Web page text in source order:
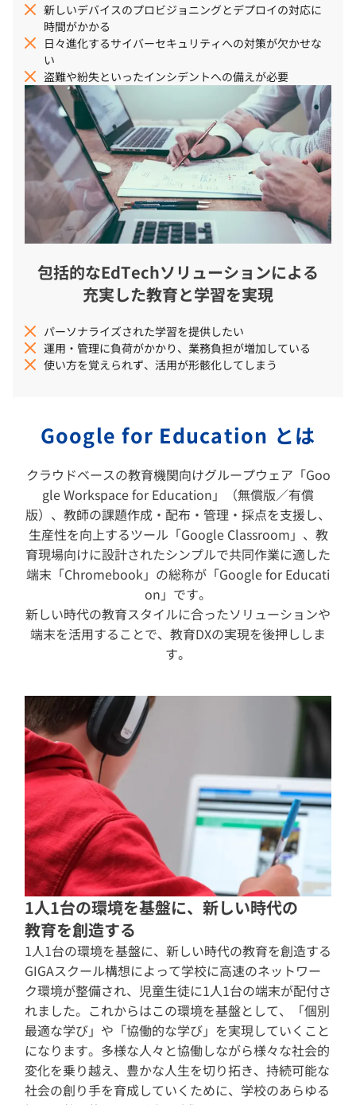
新しいデバイスのプロビジョニングとデプロイの対応に
時間がかかる
日々進化するサイバーセキュリティへの対策が欠かせな
い
盗難や紛失といったインシデントへの備えが必要
包括的なEdTechソリューションによる
充実した教育と学習を実現
パーソナライズされた学習を提供したい
運用・管理に負荷がかかり、業務負担が増加している
使い方を覚えられず、活用が形骸化してしまう
Google for Education とは
クラウドベースの教育機関向けグループウェア「Goo
gle Workspace for Education」（無償版／有償
版）、教師の課題作成・配布・管理・採点を支援し、
生産性を向上するツール「Google Classroom」、教
育現場向けに設計されたシンプルで共同作業に適した
端末「Chromebook」の総称が「Google for Educati
on」です。
新しい時代の教育スタイルに合ったソリューションや
端末を活用することで、教育DXの実現を後押ししま
す。
1人1台の環境を基盤に、新しい時代の
教育を創造する
1人1台の環境を基盤に、新しい時代の教育を創造する
GIGAスクール構想によって学校に高速のネットワー
ク環境が整備され、児童生徒に1人1台の端末が配付さ
れました。これからはこの環境を基盤として、「個別
最適な学び」や「協働的な学び」を実現していくこと
になります。多様な人々と協働しながら様々な社会的
変化を乗り越え、豊かな人生を切り拓き、持続可能な
社会の創り手を育成していくために、学校のあらゆる